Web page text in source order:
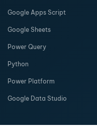
Google Apps Script
Google Sheets
Power Query
Python
Power Platform
Google Data Studio